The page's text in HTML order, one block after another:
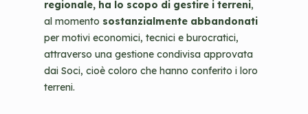
regionale, ha lo scopo di gestire i terreni,
al momento sostanzialmente abbandonati
per motivi economici, tecnici e burocratici,
attraverso una gestione condivisa approvata
dai Soci, cioè coloro che hanno conferito i loro
terreni.